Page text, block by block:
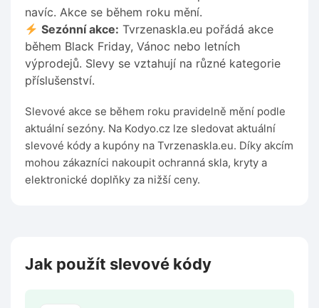
navíc. Akce se během roku mění.
Sezónní akce: Tvrzenaskla.eu pořádá akce
během Black Friday, Vánoc nebo letních
výprodejů. Slevy se vztahují na různé kategorie
příslušenství.
Slevové akce se během roku pravidelně mění podle
aktuální sezóny. Na Kodyo.cz lze sledovat aktuální
slevové kódy a kupóny na Tvrzenaskla.eu. Díky akcím
mohou zákazníci nakoupit ochranná skla, kryty a
elektronické doplňky za nižší ceny.
Jak použít slevové kódy